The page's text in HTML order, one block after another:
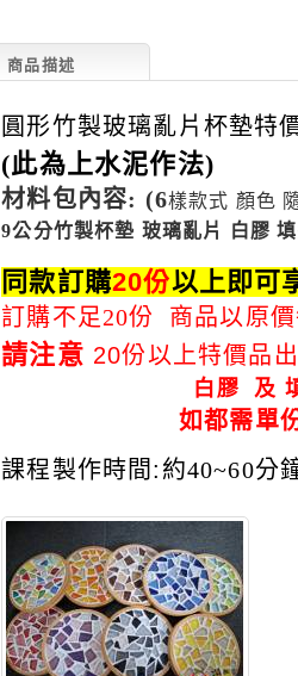
商品描述
圓形竹製玻璃亂片杯墊特
(此為上水泥作法)
材料包內容: (6樣款式 顏色
9公分竹製杯墊 玻璃亂片 白膠
同款訂購20份以上即可
訂購不足20份 商品以原
請注意 20份以上特價品
白膠 及 填縫泥
如都需單份個人
課程製作時間 : 約40~60分